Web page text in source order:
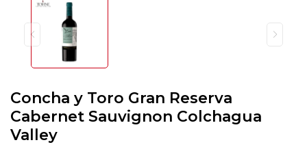
Concha y Toro Gran Reserva
Cabernet Sauvignon Colchagua
Valley